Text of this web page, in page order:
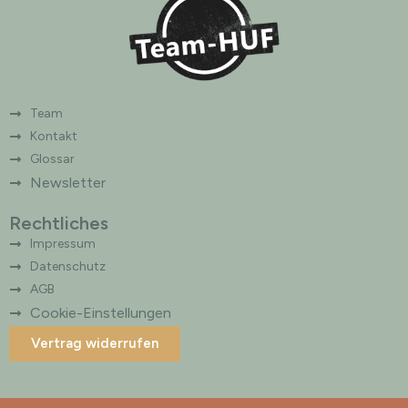
Team
Kontakt
Glossar
Newsletter
Rechtliches
Impressum
Datenschutz
AGB
Cookie-Einstellungen
Vertrag widerrufen